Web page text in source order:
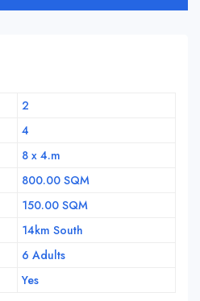
2
4
8 x 4.m
800.00 SQM
150.00 SQM
14km South
6 Adults
Yes